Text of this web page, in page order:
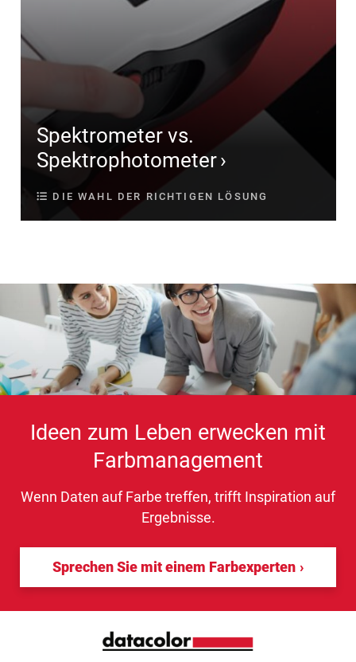
Spektrometer vs.
Spektrophotometer
DIE WAHL DER RICHTIGEN LÖSUNG
Ideen zum Leben erwecken mit
Farbmanagement
Wenn Daten auf Farbe treffen, trifft Inspiration auf
Ergebnisse.
Sprechen Sie mit einem Farbexperten